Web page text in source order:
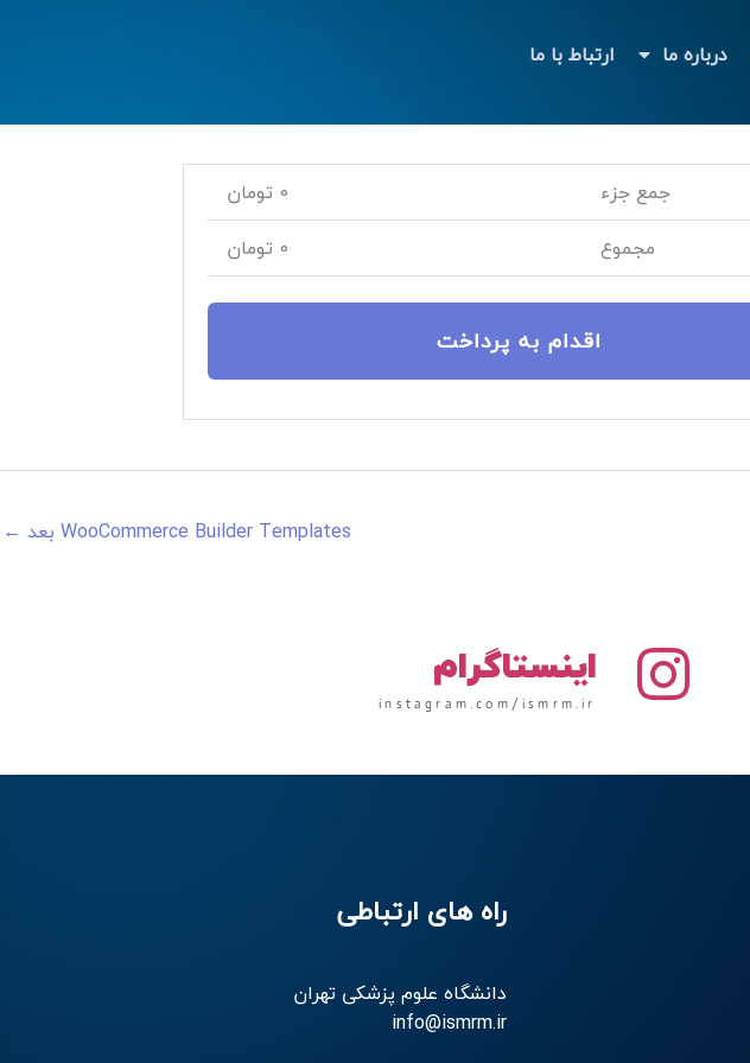
درباره ما ارتباط با ما
جمع جزء
0 تومان
مجموع
0 تومان
اقدام به پرداخت
WooCommerce Builder Templates بعد ←
اینستاگرام
instagram.com/ismrm.ir
راه های ارتباطی
دانشگاه علوم پزشکی تهران
info@ismrm.ir